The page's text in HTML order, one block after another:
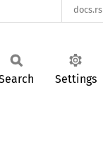
docs.rs
Settings